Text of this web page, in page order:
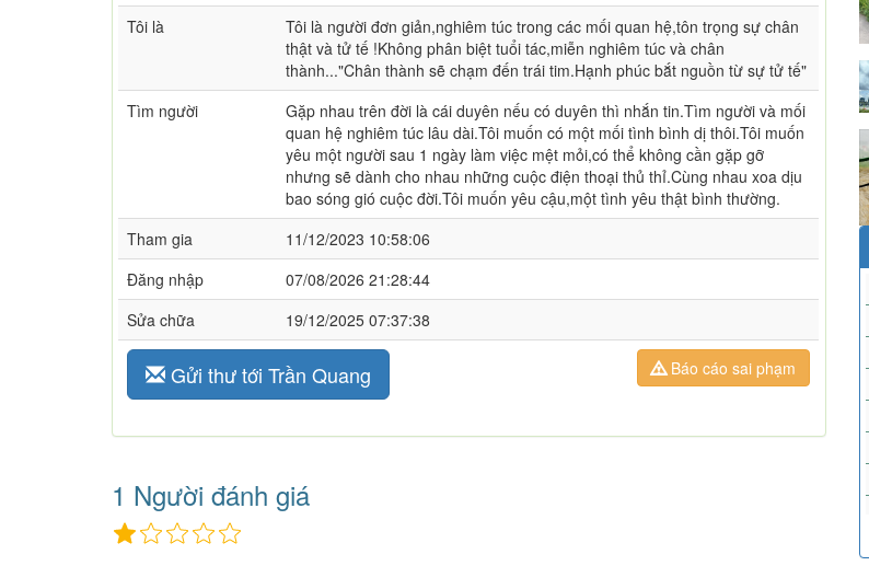
Tôi là
Tôi là người đơn giản,nghiêm túc trong các mối quan hệ,tôn trọng sự chân
thật và tử tế !Không phân biệt tuổi tác,miễn nghiêm túc và chân
thành..."Chân thành sẽ chạm đến trái tim.Hạnh phúc bắt nguồn từ sự tử tế"
Tìm người
Gặp nhau trên đời là cái duyên nếu có duyên thì nhắn tin.Tìm người và mối
quan hệ nghiêm túc lâu dài.Tôi muốn có một mối tình bình dị thôi.Tôi muốn
yêu một người sau 1 ngày làm việc mệt mỏi,có thể không cần gặp gỡ
nhưng sẽ dành cho nhau những cuộc điện thoại thủ thỉ.Cùng nhau xoa dịu
bao sóng gió cuộc đời.Tôi muốn yêu cậu,một tình yêu thật bình thường.
Tham gia
11/12/2023 10:58:06
Đăng nhập
07/08/2026 21:28:44
Sửa chữa
19/12/2025 07:37:38
Gửi thư tới Trần Quang Báo cáo sai phạm
1 Người đánh giá